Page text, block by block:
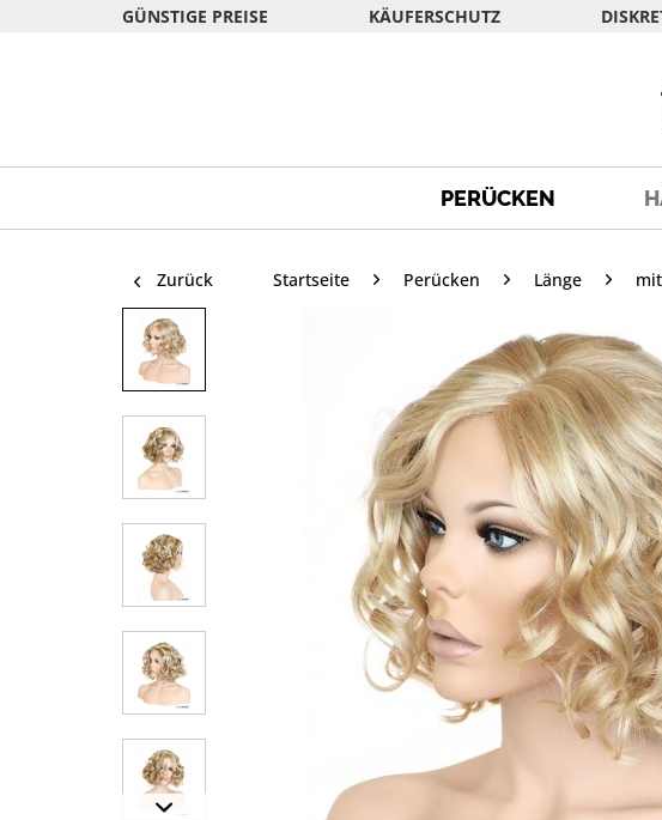
GÜNSTIGE PREISE KÄUFERSCHUTZ
PERÜCKEN
Zurück Startseite Perücken Länge